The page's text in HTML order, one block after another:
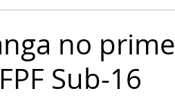
no
Sub-16